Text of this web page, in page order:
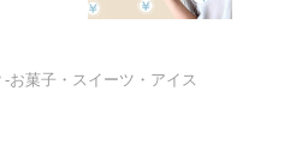
-お菓子・スイーツ・アイス